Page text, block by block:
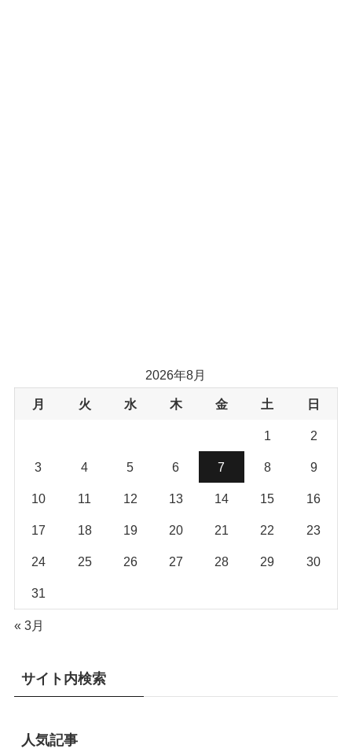
2026年8月
月 火 水 木 金 土 日
1 2
3 4 5 6 7 8 9
10 11 12 13 14 15 16
17 18 19 20 21 22 23
24 25 26 27 28 29 30
31
« 3月
サイト内検索
人気記事